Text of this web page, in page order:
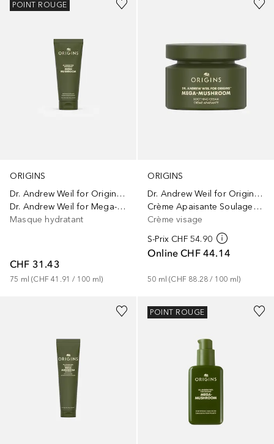
ORIGINS
Dr. Andrew Weil for Origins™
Dr. Andrew Weil for Mega-Mushroom Soothing Face Mask
Masque hydratant
CHF 31.43
75 ml (CHF 41.91 / 100 ml)
POINT ROUGE
ORIGINS
Dr. Andrew Weil for Origins™
Crème Apaisante Soulagement & Résilience
Crème visage
S-Prix CHF 54.90
Online CHF 44.14
50 ml (CHF 88.28 / 100 ml)
POINT ROUGE